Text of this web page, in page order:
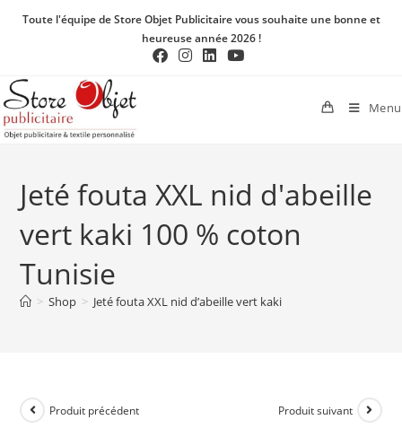
Toute l'équipe de Store Objet Publicitaire vous souhaite une bonne et
heureuse année 2026 !
Menu
Jeté fouta XXL nid d'abeille
vert kaki 100 % coton
Tunisie
> Shop > Jeté fouta XXL nid d’abeille vert kaki
Produit précédent Produit suivant